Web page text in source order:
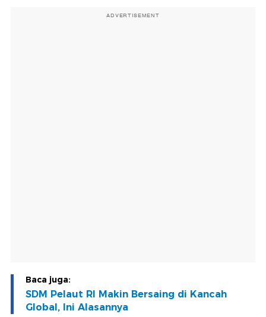
ADVERTISEMENT
Baca juga:
SDM Pelaut RI Makin Bersaing di Kancah
Global, Ini Alasannya